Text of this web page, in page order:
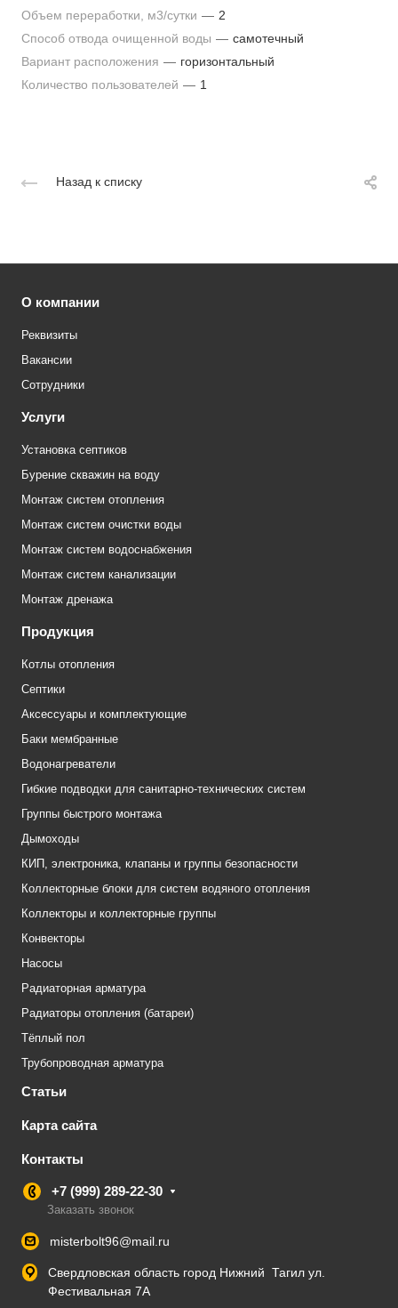
Объем переработки, м3/сутки — 2
Способ отвода очищенной воды — самотечный
Вариант расположения — горизонтальный
Количество пользователей — 1
Назад к списку
О компании
Реквизиты
Вакансии
Сотрудники
Услуги
Установка септиков
Бурение скважин на воду
Монтаж систем отопления
Монтаж систем очистки воды
Монтаж систем водоснабжения
Монтаж систем канализации
Монтаж дренажа
Продукция
Котлы отопления
Септики
Аксессуары и комплектующие
Баки мембранные
Водонагреватели
Гибкие подводки для санитарно-технических систем
Группы быстрого монтажа
Дымоходы
КИП, электроника, клапаны и группы безопасности
Коллекторные блоки для систем водяного отопления
Коллекторы и коллекторные группы
Конвекторы
Насосы
Радиаторная арматура
Радиаторы отопления (батареи)
Тёплый пол
Трубопроводная арматура
Статьи
Карта сайта
Контакты
+7 (999) 289-22-30
Заказать звонок
misterbolt96@mail.ru
Свердловская область город Нижний Тагил ул.
Фестивальная 7А